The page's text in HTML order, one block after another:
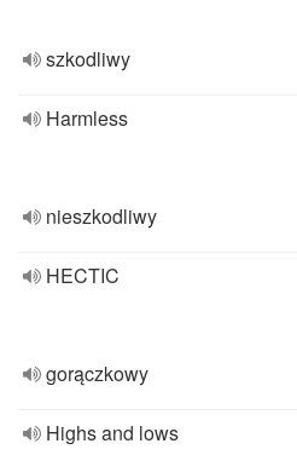
szkodliwy
Harmless
nieszkodliwy
HECTIC
gorączkowy
Highs and lows